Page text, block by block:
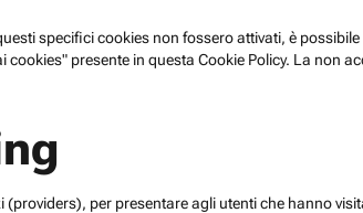
specifici cookies non fossero attivati, è
presente in questa Cookie Policy. La non
per presentare agli utenti che hanno